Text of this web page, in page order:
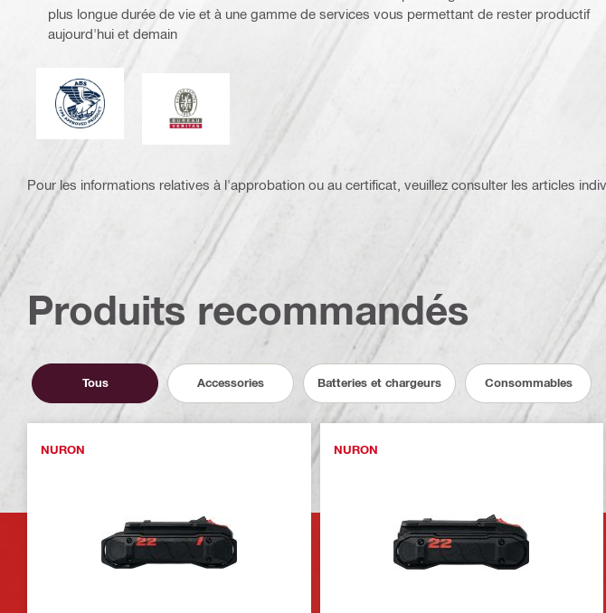
plus longue durée de vie et à une gamme de services vous permettant de rester productif
aujourd'hui et demain
American Bureau of Shipping
Bureau Veritas
Pour les informations relatives à l'approbation ou au certificat, veuillez consulter les articles
Produits recommandés
Tous Accessories Batteries et chargeurs Consommables
NURON NURON